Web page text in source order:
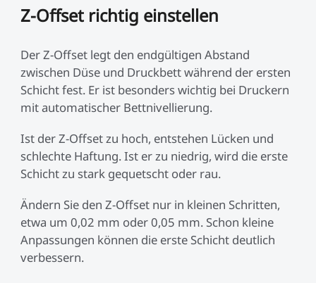
Z-Offset richtig einstellen
Der Z-Offset legt den endgültigen Abstand
zwischen Düse und Druckbett während der ersten
Schicht fest. Er ist besonders wichtig bei Druckern
mit automatischer Bettnivellierung.
Ist der Z-Offset zu hoch, entstehen Lücken und
schlechte Haftung. Ist er zu niedrig, wird die erste
Schicht zu stark gequetscht oder rau.
Ändern Sie den Z-Offset nur in kleinen Schritten,
etwa um 0,02 mm oder 0,05 mm. Schon kleine
Anpassungen können die erste Schicht deutlich
verbessern.